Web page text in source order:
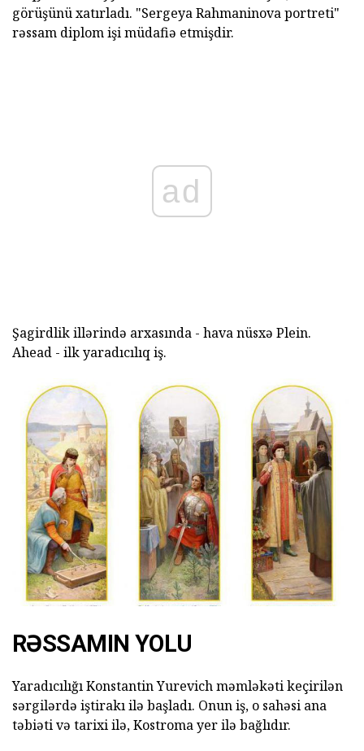
görüşünü xatırladı. "Sergeya Rahmaninova portreti"
rəssam diplom işi müdafiə etmişdir.
ad
Şagirdlik illərində arxasında - hava nüsxə Plein.
Ahead - ilk yaradıcılıq iş.
RƏSSAMIN YOLU
Yaradıcılığı Konstantin Yurevich məmləkəti keçirilən
sərgilərdə iştirakı ilə başladı. Onun iş, o sahəsi ana
təbiəti və tarixi ilə, Kostroma yer ilə bağlıdır.